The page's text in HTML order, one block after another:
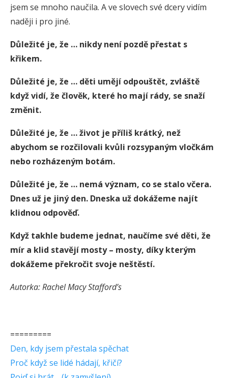
jsem se mnoho naučila. A ve slovech své dcery vidím
naději i pro jiné.
Důležité je, že … nikdy není pozdě přestat s
křikem.
Důležité je, že … děti umějí odpouštět, zvláště
když vidí, že člověk, které ho mají rády, se snaží
změnit.
Důležité je, že … život je příliš krátký, než
abychom se rozčilovali kvůli rozsypaným vločkám
nebo rozházeným botám.
Důležité je, že … nemá význam, co se stalo včera.
Dnes už je jiný den. Dneska už dokážeme najít
klidnou odpověď.
Když takhle budeme jednat, naučíme své děti, že
mír a klid stavějí mosty – mosty, díky kterým
dokážeme překročit svoje neštěstí.
Autorka: Rachel Macy Stafford’s
=========
Den, kdy jsem přestala spěchat
Proč když se lidé hádají, křičí?